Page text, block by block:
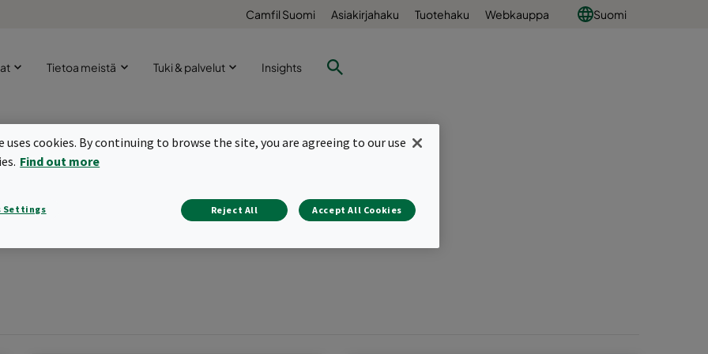
Camfil Suomi Asiakirjahaku Tuotehaku Webkauppa Suomi
Tietoa meistä Tuki & palvelut Insights
mahdollisimman pian.
uses cookies. By continuing to browse the site, you are agreeing to our use
Find out more
Settings Reject All Accept All Cookies